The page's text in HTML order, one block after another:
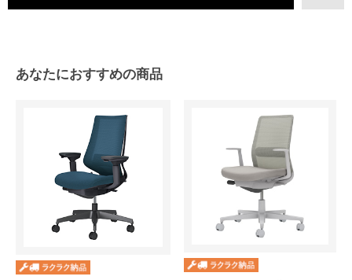
あなたにおすすめの商品